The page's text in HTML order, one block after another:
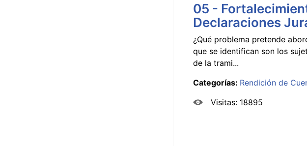
05 -
Declaraciones
¿Qué problema pretende
que se identifican son los
de la trami...
Categorías: Rendición de
Visitas: 18895